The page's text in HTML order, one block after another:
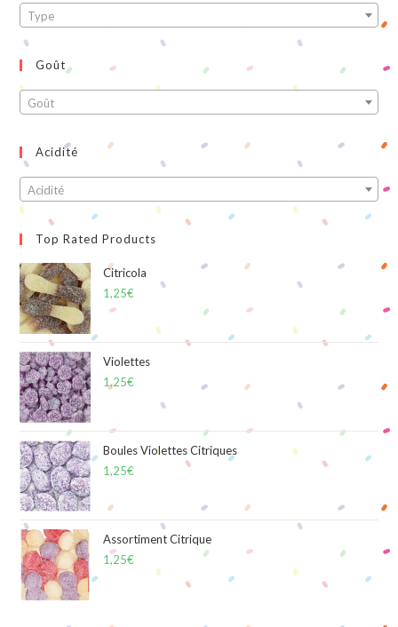
Type
Goût
Goût
Acidité
Acidité
Top Rated Products
Citricola
1,25€
Violettes
1,25€
Boules Violettes Citriques
1,25€
Assortiment Citrique
1,25€